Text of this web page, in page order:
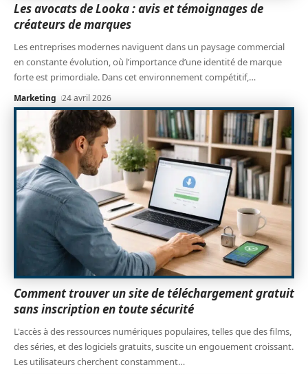
Les avocats de Looka : avis et témoignages de
créateurs de marques
Les entreprises modernes naviguent dans un paysage commercial
en constante évolution, où l’importance d’une identité de marque
forte est primordiale. Dans cet environnement compétitif,…
Marketing 24 avril 2026
Comment trouver un site de téléchargement gratuit
sans inscription en toute sécurité
L'accès à des ressources numériques populaires, telles que des films,
des séries, et des logiciels gratuits, suscite un engouement croissant.
Les utilisateurs cherchent constamment…